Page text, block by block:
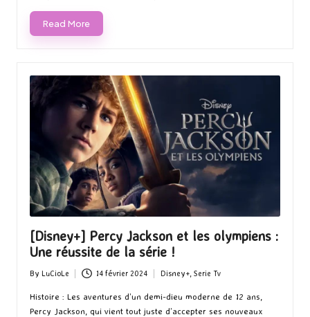
Read More
[Disney+] Percy Jackson et les olympiens :
Une réussite de la série !
Posted
by
By LuCioLe 14 février 2024
Posted
in
Disney+, Serie Tv
Histoire : Les aventures d’un demi-dieu moderne de 12 ans,
Percy Jackson, qui vient tout juste d’accepter ses nouveaux